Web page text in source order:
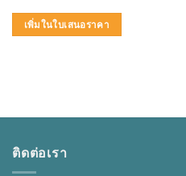
เพิ่มในใบเสนอราคา
ติดต่อเรา